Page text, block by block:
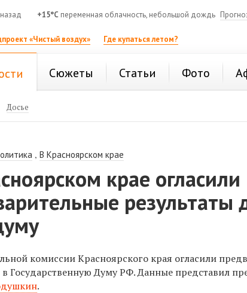
+15°C переменная облачность, небольшой дождь
«Чистый воздух» Где купаться летом?
Сюжеты Статьи Фото
Досье
,В Красноярском крае
крае огласили
результаты
комиссии Красноярского края огласили
Государственную Думу РФ. Данные представил
.